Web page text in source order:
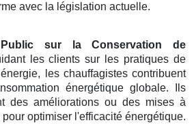
avec la législation actuelle.
sur la Conservation de
les clients sur les pratiques de
les chauffagistes contribuent
énergétique globale. Ils
des améliorations ou des mises à
optimiser l'efficacité énergétique.